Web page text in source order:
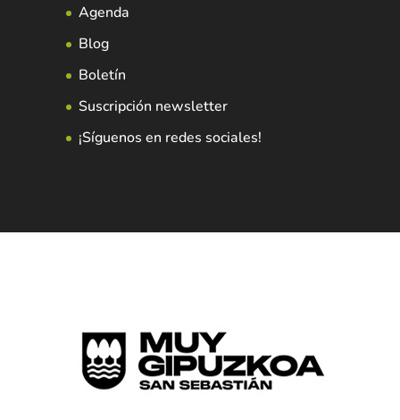
Agenda
Blog
Boletín
Suscripción newsletter
¡Síguenos en redes sociales!